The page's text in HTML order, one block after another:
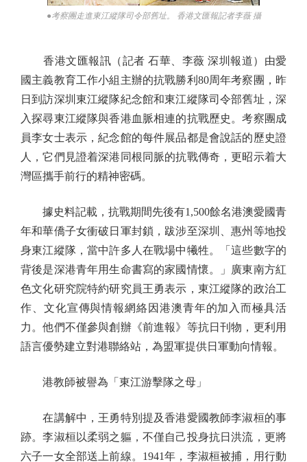
●考察團走進東江縱隊司令部舊址。 香港文匯報記者李薇 攝
香港文匯報訊（記者 石華、李薇 深圳報道）由愛
國主義教育工作小組主辦的抗戰勝利80周年考察團，昨
日到訪深圳東江縱隊紀念館和東江縱隊司令部舊址，深
入探尋東江縱隊與香港血脈相連的抗戰歷史。考察團成
員李女士表示，紀念館的每件展品都是會說話的歷史證
人，它們見證着深港同根同脈的抗戰傳奇，更昭示着大
灣區攜手前行的精神密碼。
據史料記載，抗戰期間先後有1,500餘名港澳愛國青
年和華僑子女衝破日軍封鎖，跋涉至深圳、惠州等地投
身東江縱隊，當中許多人在戰場中犧牲。「這些數字的
背後是深港青年用生命書寫的家國情懷。」廣東南方紅
色文化研究院特約研究員王勇表示，東江縱隊的政治工
作、文化宣傳與情報網絡因港澳青年的加入而極具活
力。他們不僅參與創辦《前進報》等抗日刊物，更利用
語言優勢建立對港聯絡站，為盟軍提供日軍動向情報。
港教師被譽為「東江游擊隊之母」
在講解中，王勇特別提及香港愛國教師李淑桓的事
跡。李淑桓以柔弱之軀，不僅自己投身抗日洪流，更將
六子一女全部送上前線。1941年，李淑桓被捕，用行動